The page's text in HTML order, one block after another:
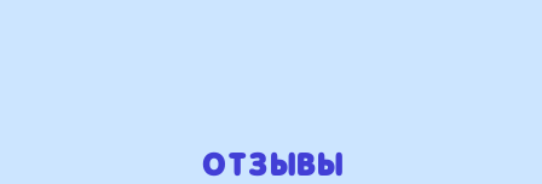
Отзывы